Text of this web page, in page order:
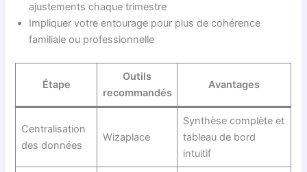
ajustements chaque trimestre
Impliquer votre entourage pour plus de cohérence
familiale ou professionnelle
Étape
Outils
recommandés
Avantages
Centralisation
des données
Wizaplace
Synthèse complète et
tableau de bord
intuitif